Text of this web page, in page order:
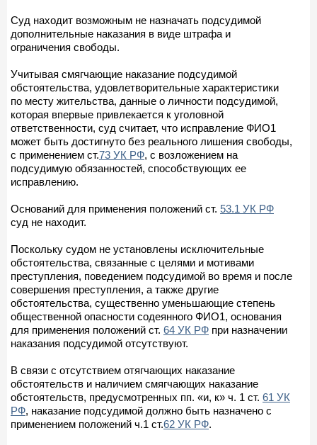
Суд находит возможным не назначать подсудимой
дополнительные наказания в виде штрафа и
ограничения свободы.
Учитывая смягчающие наказание подсудимой
обстоятельства, удовлетворительные характеристики
по месту жительства, данные о личности подсудимой,
которая впервые привлекается к уголовной
ответственности, суд считает, что исправление ФИО1
может быть достигнуто без реального лишения свободы,
с применением ст.73 УК РФ, с возложением на
подсудимую обязанностей, способствующих ее
исправлению.
Оснований для применения положений ст. 53.1 УК РФ
суд не находит.
Поскольку судом не установлены исключительные
обстоятельства, связанные с целями и мотивами
преступления, поведением подсудимой во время и после
совершения преступления, а также другие
обстоятельства, существенно уменьшающие степень
общественной опасности содеянного ФИО1, основания
для применения положений ст. 64 УК РФ при назначении
наказания подсудимой отсутствуют.
В связи с отсутствием отягчающих наказание
обстоятельств и наличием смягчающих наказание
обстоятельств, предусмотренных пп. «и, к» ч. 1 ст. 61 УК
РФ, наказание подсудимой должно быть назначено с
применением положений ч.1 ст.62 УК РФ.